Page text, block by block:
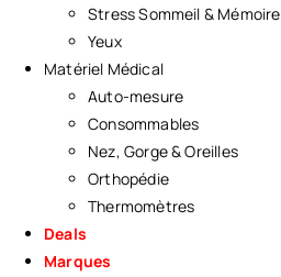
Stress Sommeil & Mémoire
Yeux
Matériel Médical
Auto-mesure
Consommables
Nez, Gorge & Oreilles
Orthopédie
Thermomètres
Deals
Marques